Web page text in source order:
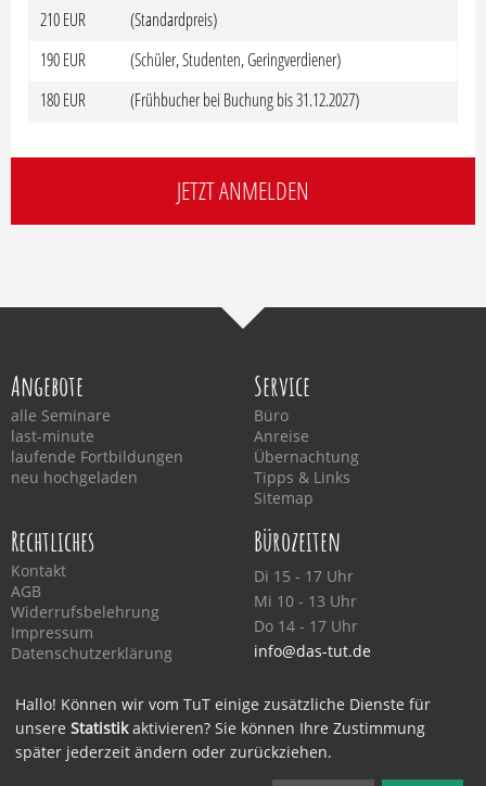
210 EUR
(Standardpreis)
190 EUR
(Schüler, Studenten, Geringverdiener)
180 EUR
(Frühbucher bei Buchung bis 31.12.2027)
JETZT ANMELDEN
Angebote
alle Seminare
last-minute
laufende Fortbildungen
neu hochgeladen
Service
Büro
Anreise
Übernachtung
Tipps & Links
Sitemap
Rechtliches
Kontakt
AGB
Widerrufsbelehrung
Impressum
Datenschutzerklärung
Bürozeiten
Di 15 - 17 Uhr
Mi 10 - 13 Uhr
Do 14 - 17 Uhr
info@das-tut.de
Hallo! Können wir vom TuT einige zusätzliche Dienste für
unsere Statistikaktivieren? Sie können Ihre Zustimmung
später jederzeit ändern oder zurückziehen.